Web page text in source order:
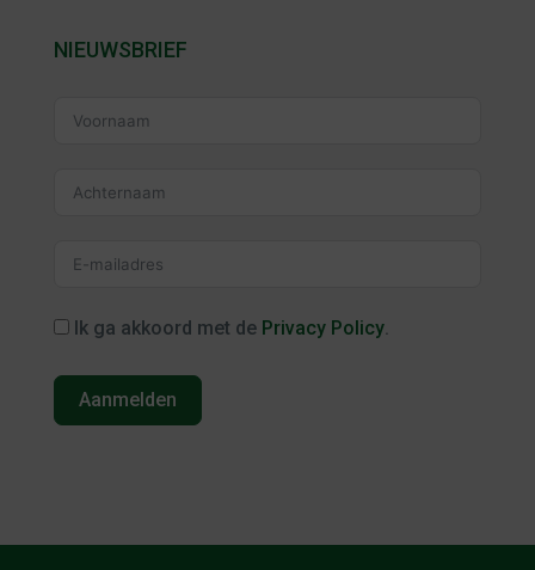
NIEUWSBRIEF
Ik ga akkoord met de Privacy Policy.
Aanmelden